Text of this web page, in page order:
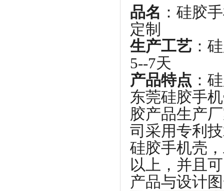
品名 ：
定制
生产工艺
5--7天
产品特点 ：
东莞硅胶手
胶产品生产
司采用专利
硅胶手机壳
以上，并且
产品与设计